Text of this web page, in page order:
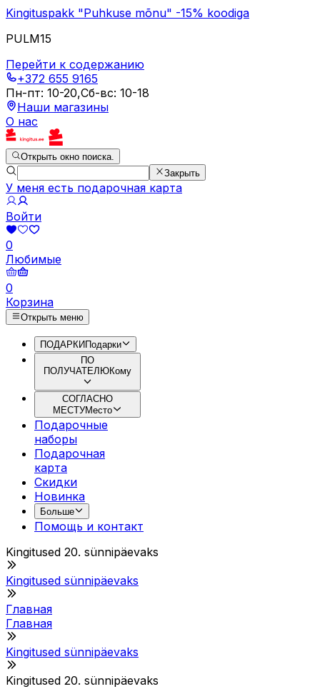
Kingituspakk "Puhkuse mõnu" -15% koodiga
PULM15
Перейти к содержанию
+372 655 9165
Пн-пт: 10-20,Сб-вс: 10-18
Наши магазины
О нас
Открыть окно поиска.
Закрыть
У меня есть подарочная карта
Войти
0
Любимые
0
Корзина
Открыть меню
ПОДАРКИ Подарки
ПО
ПОЛУЧАТЕЛЮКому
СОГЛАСНО
МЕСТУМесто
Подарочные
наборы
Подарочная
картa
Скидки
Новинка
Больше
Помощь и контакт
Kingitused 20. sünnipäevaks
Kingitused sünnipäevaks
Главная
Главная
Kingitused sünnipäevaks
Kingitused 20. sünnipäevaks